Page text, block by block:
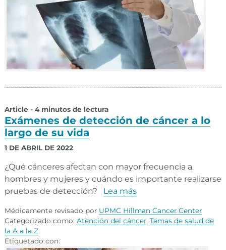
Article - 4 minutos de lectura
Exámenes de detección de cáncer a lo
largo de su vida
1 DE ABRIL DE 2022
¿Qué cánceres afectan con mayor frecuencia a
hombres y mujeres y cuándo es importante realizarse
pruebas de detección?
Lea más
Médicamente revisado por UPMC Hillman Cancer Center
Categorizado como: Atención del cáncer, Temas de salud de
la A a la Z
Etiquetado con: